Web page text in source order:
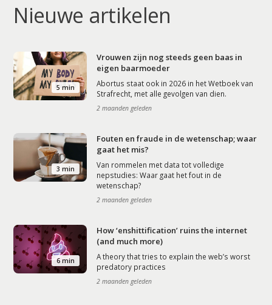
Nieuwe artikelen
5 min
Vrouwen zijn nog steeds geen baas in
eigen baarmoeder
Abortus staat ook in 2026 in het Wetboek van
Strafrecht, met alle gevolgen van dien.
2 maanden geleden
3 min
Fouten en fraude in de wetenschap; waar
gaat het mis?
Van rommelen met data tot volledige
nepstudies: Waar gaat het fout in de
wetenschap?
2 maanden geleden
6 min
How ‘enshittification’ ruins the internet
(and much more)
A theory that tries to explain the web’s worst
predatory practices
2 maanden geleden